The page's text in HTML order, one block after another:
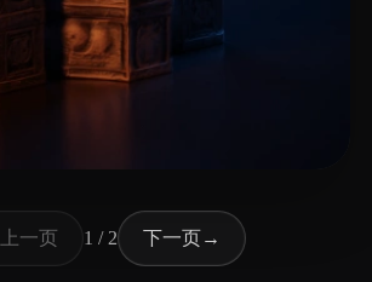
上一页 1 / 2 下一页→